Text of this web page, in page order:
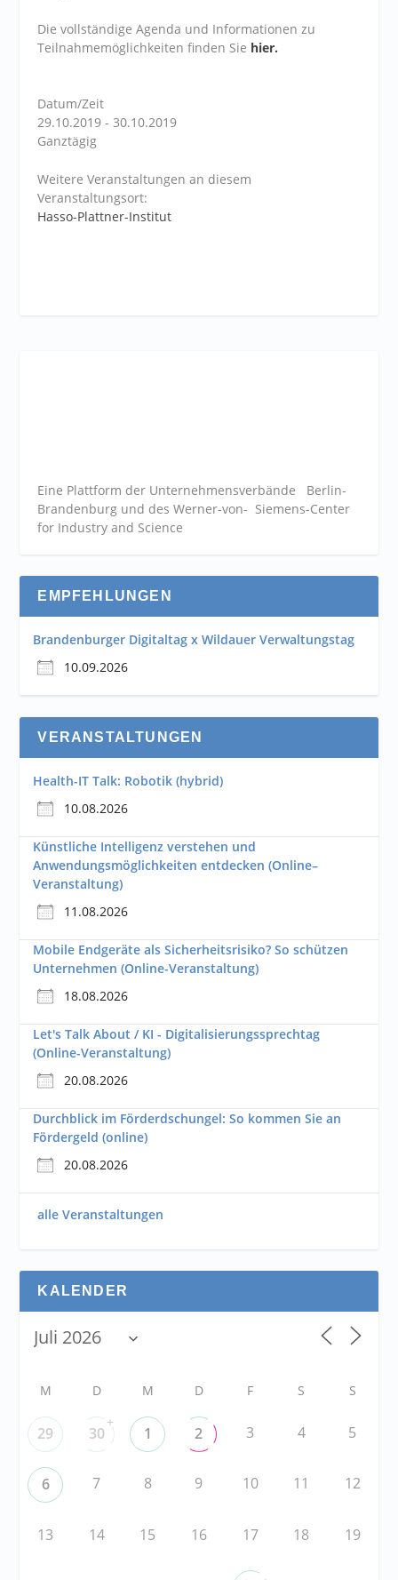
Die vollständige Agenda und Informationen zu
Teilnahmemöglichkeiten finden Sie hier.
Datum/Zeit
29.10.2019 - 30.10.2019
Ganztägig
Weitere Veranstaltungen an diesem
Veranstaltungsort:
Hasso-Plattner-Institut
Eine Plattform der Unternehmensverbände Berlin-
Brandenburg und des Werner-von- Siemens-Center
for Industry and Science
EMPFEHLUNGEN
Brandenburger Digitaltag x Wildauer Verwaltungstag
10.09.2026
VERANSTALTUNGEN
Health-IT Talk: Robotik (hybrid)
10.08.2026
Künstliche Intelligenz verstehen und
Anwendungsmöglichkeiten entdecken (Online–
Veranstaltung)
11.08.2026
Mobile Endgeräte als Sicherheitsrisiko? So schützen
Unternehmen (Online-Veranstaltung)
18.08.2026
Let's Talk About / KI - Digitalisierungssprechtag
(Online-Veranstaltung)
20.08.2026
Durchblick im Förderdschungel: So kommen Sie an
Fördergeld (online)
20.08.2026
alle Veranstaltungen
KALENDER
M D M D F S S
29 30
+
1 2 3 4 5
6 7 8 9 10 11 12
13 14 15 16 17 18 19